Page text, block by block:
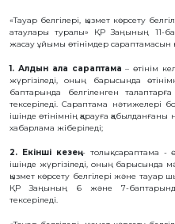
СТАТИСТИКАЛЫҚ
МӘЛІМЕТТЕР
ТЕЛЕФОНДАР
ДЗМҰ-МЕН
ЫНТЫМАҚТАСТЫҚ
ЖҰМЫС
ЖОСПАРЫ
БАҒАЛАР
БАНК
АЛМАТЫ
Қ.
ФИЛИАЛЫ
ЕСЕП
«Тауар белгілері, қызмет көрсету
атаулары туралы» ҚР Заңының 11-
жасау ұйымы өтiнiмдер сараптамасын
1. Алдын ала сараптама – өтiнiм
жүргiзiледi, оның барысында
баптарында белгiленген
тексерiледi. Сараптама нәтижелері
ішінде өтінімнің қарауға
хабарлама жіберіледі;
2. Екінші кезең- толық сараптама -
iшiнде жүргiзiледi, оның барысында
қызмет көрсету белгілері және
ҚР Заңының 6 және 7-баптарында
тексерiледi.